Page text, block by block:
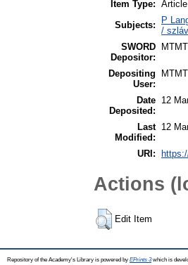
Item Type: Article
Subjects:
P
/
SWORD
Depositor:
Depositing
User:
Date
Deposited:
12
Last
Modified:
12
URI:
Actions
Edit Item
Repository of the Academy's Library is powered by EPrints 3which is